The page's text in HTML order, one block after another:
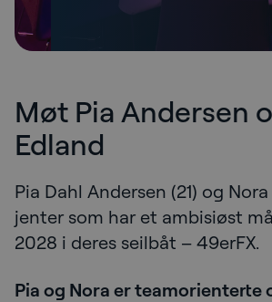
Møt Pia Andersen
Edland
Pia Dahl Andersen (21) og
jenter som har et ambisiøst
2028 i deres seilbåt – 49erFX.
Pia og Nora er teamorienterte